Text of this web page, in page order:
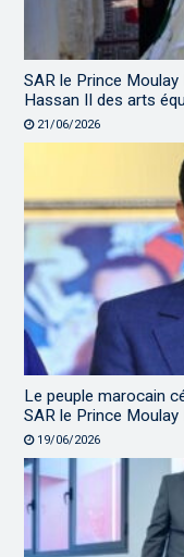
SAR le Prince
Hassan II des arts
21/06/2026
Le peuple marocain
SAR le Prince Moulay
19/06/2026